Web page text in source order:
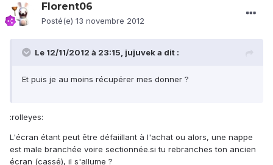
Florent06
Posté(e) 13 novembre 2012
Le 12/11/2012 à 23:15, jujuvek a dit :
Et puis je au moins récupérer mes donner ?
:rolleyes:
L'écran étant peut être défaiillant à l'achat ou alors, une nappe
est male branchée voire sectionnée.si tu rebranches ton ancien
écran (cassé), il s'allume ?